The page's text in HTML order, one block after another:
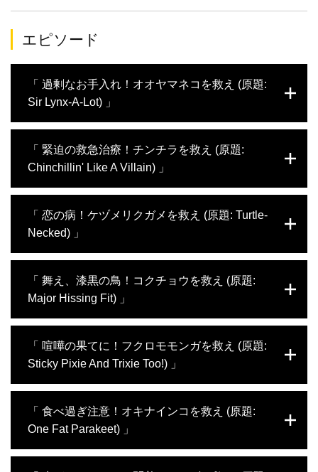
エピソード
「 過剰なお手入れ！オオヤマネコを救え (原題:
Sir Lynx-A-Lot) 」
てしまったヨーロッパオオヤマネコが「ブロ
ワード エキゾチック動物病院」にやってき
コの治療に、スタッフたちは厳戒態勢で挑
む。新しくスタッフに加わった動物看護師の
「 緊迫の救急治療！チンチラを救え (原題:
Chinchillin' Like A Villain) 」
に登場するのは、下痢に悩むチンチラ、脚を
う。主治医のティアレン先生は飼い主ととも
に大慌て。Dr.Kは、長年に渡り悪性腫瘍を患
オピニオンを求めて訪れた飼い主の期待は大
きく、いつになく緊迫した手術が続く。
「 恋の病！ケヅメリクガメを救え (原題: Turtle-
Necked) 」
発情期を迎え、思わぬことがきっかけでケガ
を負ったようだ。「ブロワード エキゾチッ
してチンチラの急患にも対応。口から大量出
血する珍しいケースを冷静に扱う。一方、テ
した不思議なニワトリに出会う。心配する飼
い主のため、病気の原因を懸命に探る。
「 舞え、漆黒の鳥！コクチョウを救え (原題:
Major Hissing Fit) 」
“ブラック・スワン”こと、重傷のコクチョウ
がやってきた。Dr.Kは緊急に手術を実施し、
だ。深刻な病気を抱えている可能性があり、
腹部の切開を急いだのだったが…。動物看護
ト。ティアレン先生は、ちょっと恥ずかしい
「 喧嘩の果てに！フクロモモンガを救え (原題:
Sticky Pixie And Trixie Too!) 」
院」には、体がベトベトになったインコや、
おなかが腫れたモルモットなど、様々な悩み
「 食べ過ぎ注意！オキナインコを救え (原題:
One Fat Parakeet) 」